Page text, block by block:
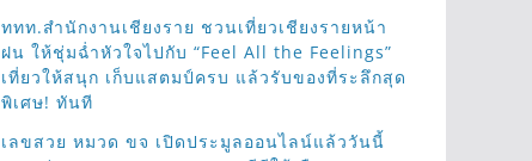
ททท.สำนักงานเชียงราย ชวนเที่ยวเชียงรายหน้า
ฝน ให้ชุ่มฉ่ำหัวใจไปกับ “Feel All the Feelings”
เที่ยวให้สนุก เก็บแสตมป์ครบ แล้วรับของที่ระลึกสุด
พิเศษ! ทันที
เลขสวย หมวด ขจ เปิดประมูลออนไลน์แล้ววันนี้